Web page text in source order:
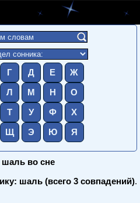
Г Д Е Ж
Л М Н О
Т У Ф Х
Щ Э Ю Я
во сне
шаль (всего 3 совпадений).